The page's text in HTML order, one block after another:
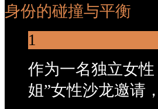
身份的碰撞与平衡
1
作为一名独立女
姐”女性沙龙邀请